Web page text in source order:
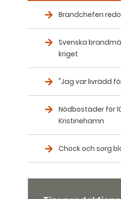
Brandchefen
Svenska
kriget
"Jag var livrädd
Nödbostäder för
Kristinehamn
Chock och sorg